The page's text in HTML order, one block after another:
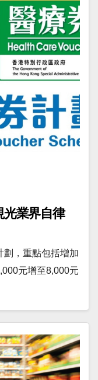
業界自律
劃，重點包括增加
元增至8,000元